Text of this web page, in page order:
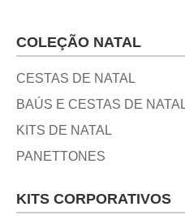
COLEÇÃO NATAL
CESTAS DE NATAL
BAÚS E CESTAS DE
KITS DE NATAL
PANETTONES
KITS CORPORATIVOS